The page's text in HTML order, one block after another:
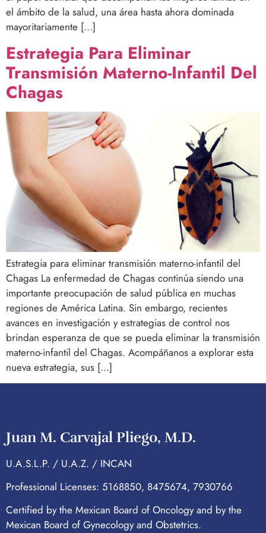
el ámbito de la salud, una área hasta ahora dominada
mayoritariamente […]
Estrategia Para Eliminar
Transmisión Materno-Infantil Del
Chagas
Estrategia para eliminar transmisión materno-infantil del
Chagas La enfermedad de Chagas continúa siendo una
importante preocupación de salud pública en muchas
regiones de América Latina. Sin embargo, recientes
avances en investigación y estrategias de control nos
brindan esperanza de que se pueda eliminar la transmisión
materno-infantil del Chagas. Acompáñanos a explorar esta
nueva estrategia, sus […]
Juan M. Carvajal Pliego, M.D.
U.A.S.L.P. / U.A.Z. / INCAN
Professional Licenses: 5168850, 8475674, 7930766
Certified by the Mexican Board of Oncology and by the
Mexican Board of Gynecology and Obstetrics.